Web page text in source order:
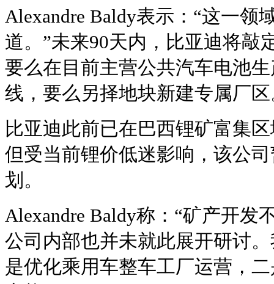
Alexandre Baldy表示：“这一领
道。”未来90天内，比亚迪将敲
要么在目前主营公共汽车电池
线，要么另择地块新建专属厂
比亚迪此前已在巴西锂矿富集
但受当前锂价低迷影响，该公
划。
Alexandre Baldy称：“矿产开发
公司内部也并未就此展开研讨
是优化乘用车整车工厂运营，